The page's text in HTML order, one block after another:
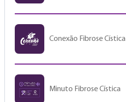
Conexão Fibrose Cística
Minuto Fibrose Cística